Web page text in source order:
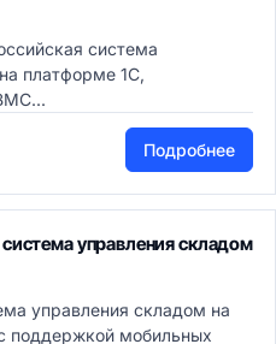
система
платформе 1С,
Подробнее
управления складом
управления складом на
поддержкой мобильных